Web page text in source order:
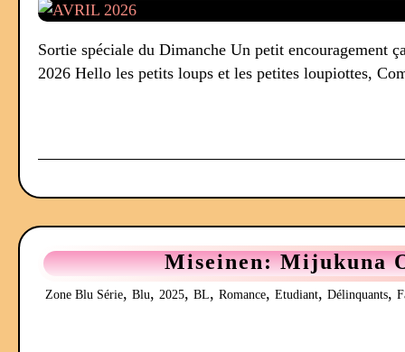
Sortie spéciale du Dimanche Un petit encouragement
2026 Hello les petits loups et les petites loupiottes,
Miseinen: Mijukuna
Zone Blu Série, Blu, 2025, BL, Romance, Etudiant, Délinquants,